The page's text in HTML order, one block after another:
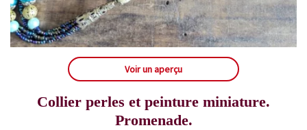
Voir un aperçu
Collier perles et peinture miniature.
Promenade.